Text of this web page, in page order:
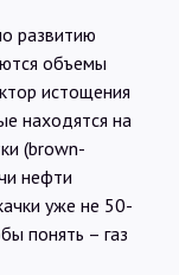
развитию
объемы
истощения
находятся на
(brown-
нефти
уже не 50-
понять – газ